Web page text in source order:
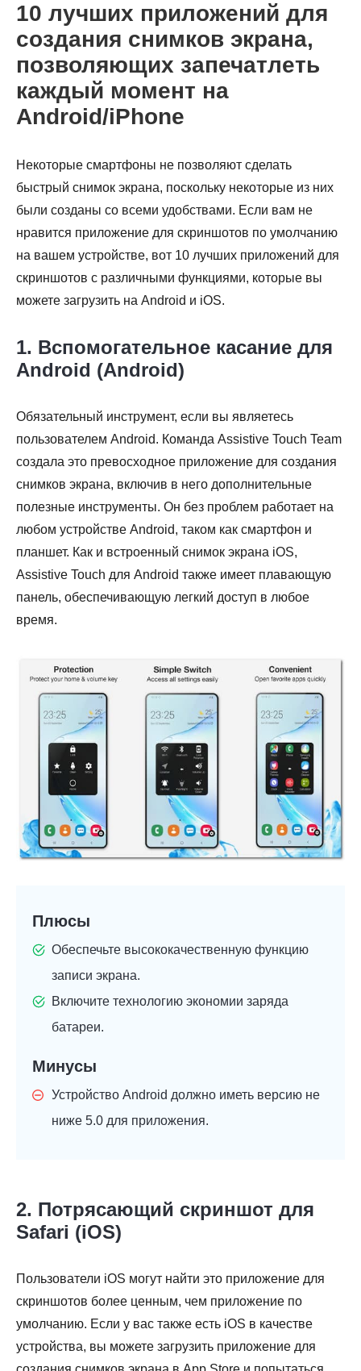
10 лучших приложений для
создания снимков экрана,
позволяющих запечатлеть
каждый момент на
Android/iPhone
Некоторые смартфоны не позволяют сделать
быстрый снимок экрана, поскольку некоторые из них
были созданы со всеми удобствами. Если вам не
нравится приложение для скриншотов по умолчанию
на вашем устройстве, вот 10 лучших приложений для
скриншотов с различными функциями, которые вы
можете загрузить на Android и iOS.
1. Вспомогательное касание для
Android (Android)
Обязательный инструмент, если вы являетесь
пользователем Android. Команда Assistive Touch Team
создала это превосходное приложение для создания
снимков экрана, включив в него дополнительные
полезные инструменты. Он без проблем работает на
любом устройстве Android, таком как смартфон и
планшет. Как и встроенный снимок экрана iOS,
Assistive Touch для Android также имеет плавающую
панель, обеспечивающую легкий доступ в любое
время.
Плюсы
Обеспечьте высококачественную функцию
записи экрана.
Включите технологию экономии заряда
батареи.
Минусы
Устройство Android должно иметь версию не
ниже 5.0 для приложения.
2. Потрясающий скриншот для
Safari (iOS)
Пользователи iOS могут найти это приложение для
скриншотов более ценным, чем приложение по
умолчанию. Если у вас также есть iOS в качестве
устройства, вы можете загрузить приложение для